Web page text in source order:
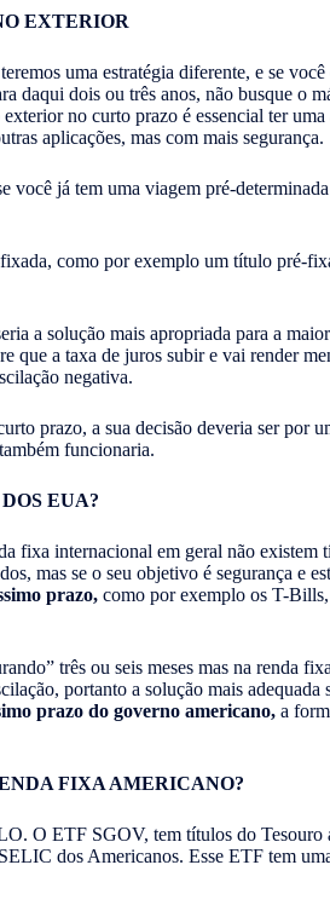
EXTERIOR
uma estratégia diferente, e se
daqui dois ou três anos, não busque o
no curto prazo é essencial ter
aplicações, mas com mais segurança.
você já tem uma viagem pré-
como por exemplo um título pré-
a solução mais apropriada para a
que a taxa de juros subir e vai render
negativa.
prazo, a sua decisão deveria ser por
funcionaria.
EUA?
fixa internacional em geral não
mas se o seu objetivo é segurança e
prazo, como por exemplo os T-
três ou seis meses mas na renda
portanto a solução mais
prazo do governo americano, a
FIXA AMERICANO?
O ETF SGOV, tem títulos do Tesouro
dos Americanos. Esse ETF tem